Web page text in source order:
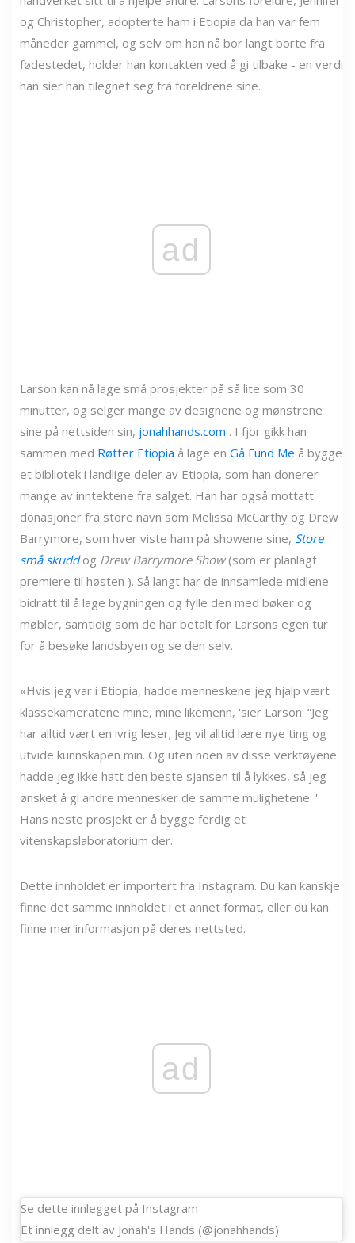
og Christopher, adopterte ham i Etiopia da han var fem
måneder gammel, og selv om han nå bor langt borte fra
fødestedet, holder han kontakten ved å gi tilbake - en verdi
han sier han tilegnet seg fra foreldrene sine.
ad
Larson kan nå lage små prosjekter på så lite som 30
minutter, og selger mange av designene og mønstrene
sine på nettsiden sin, jonahhands.com . I fjor gikk han
sammen med Røtter Etiopia å lage en Gå Fund Me å bygge
et bibliotek i landlige deler av Etiopia, som han donerer
mange av inntektene fra salget. Han har også mottatt
donasjoner fra store navn som Melissa McCarthy og Drew
Barrymore, som hver viste ham på showene sine, Store
små skudd og Drew Barrymore Show(som er planlagt
premiere til høsten ). Så langt har de innsamlede midlene
bidratt til å lage bygningen og fylle den med bøker og
møbler, samtidig som de har betalt for Larsons egen tur
for å besøke landsbyen og se den selv.
«Hvis jeg var i Etiopia, hadde menneskene jeg hjalp vært
klassekameratene mine, mine likemenn, 'sier Larson. “Jeg
har alltid vært en ivrig leser; Jeg vil alltid lære nye ting og
utvide kunnskapen min. Og uten noen av disse verktøyene
hadde jeg ikke hatt den beste sjansen til å lykkes, så jeg
ønsket å gi andre mennesker de samme mulighetene. '
Hans neste prosjekt er å bygge ferdig et
vitenskapslaboratorium der.
Dette innholdet er importert fra Instagram. Du kan kanskje
finne det samme innholdet i et annet format, eller du kan
finne mer informasjon på deres nettsted.
ad
Se dette innlegget på Instagram
Et innlegg delt av Jonah's Hands (@jonahhands)